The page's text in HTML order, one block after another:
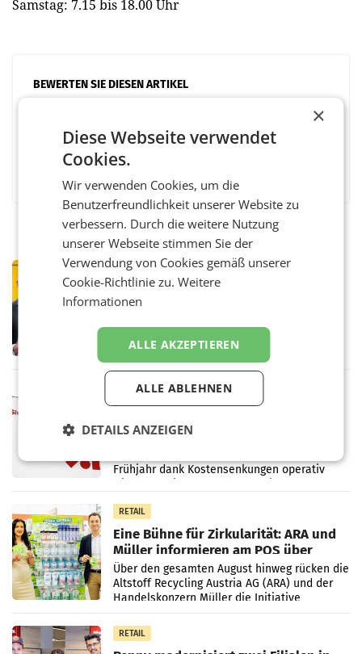
Samstag: 7.15 bis 18.00 Uhr
BEWERTEN SIE DIESEN ARTIKEL
FacebookTwitterMessenger
PRIMENEWS
Österreichische Post: Umsatzplus im
ersten Halbjahr trotz schwachem
WIEN Die Österreichische Post AG hat im
ersten Halbjahr 2026 einen Konzernumsatz
von 1.544,0 Mio. EUR erwirtschaftet, was
einem Plus von 3,8 Prozent gegenüber dem
Vergleichszeitraum
MARKETING & MEDIA
überraschend viel Gewinn
Frühjahr dank Kostensenkungen operativ
RETAIL
Eine Bühne für Zirkularität: ARA und
Müller informieren am POS über
Kreislauffähigkeit
Über den gesamten August hinweg rücken die
Altstoff Recycling Austria AG (ARA) und der
Handelskonzern Müller die Initiative
„Kreislauf-Helden“ in allen österreichischen
Müller-Filialen
RETAIL
×
Diese Webseite verwendet
Cookies.
Wir verwenden Cookies, um die
Benutzerfreundlichkeit unserer Website zu
verbessern. Durch die weitere Nutzung
unserer Webseite stimmen Sie der
Verwendung von Cookies gemäß unserer
Cookie-Richtlinie zu.Weitere
Informationen
ALLE AKZEPTIEREN
ALLE ABLEHNEN
DETAILS ANZEIGEN